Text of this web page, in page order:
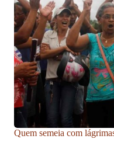
Quem semeia com